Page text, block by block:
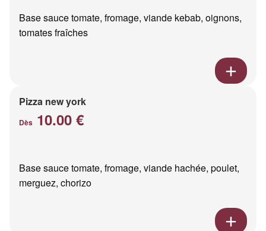
Base sauce tomate, fromage, viande kebab, oignons,
tomates fraîches
Pizza new york
Dès 10.00 €
Base sauce tomate, fromage, viande hachée, poulet,
merguez, chorizo